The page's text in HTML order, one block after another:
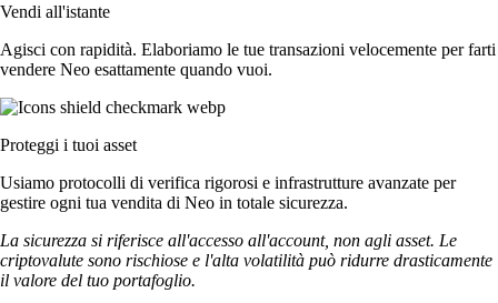
Vendi all'istante
Agisci con rapidità. Elaboriamo le tue transazioni velocemente per farti
vendere Neo esattamente quando vuoi.
Proteggi i tuoi asset
Usiamo protocolli di verifica rigorosi e infrastrutture avanzate per
gestire ogni tua vendita di Neo in totale sicurezza.
La sicurezza si riferisce all'accesso all'account, non agli asset. Le
criptovalute sono rischiose e l'alta volatilità può ridurre drasticamente
il valore del tuo portafoglio.